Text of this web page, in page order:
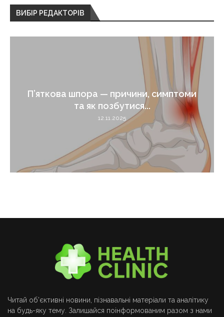
ВИБІР РЕДАКТОРІВ
П’яткова шпора — причини, симптоми
та як позбутися...
12.11.2025
Читай об’єктивні новини, пізнавальні матеріали та аналітику
на будь-яку тему. Залишайся поінформованим разом з нами